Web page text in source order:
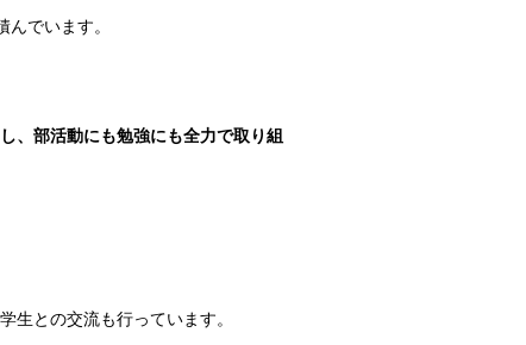
でいます。
、部活動にも勉強にも全力で取り組
との交流も行っています。